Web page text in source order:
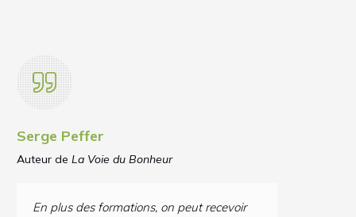
Serge Peffer
Auteur de La Voie du Bonheur
En plus des formations, on peut recevoir